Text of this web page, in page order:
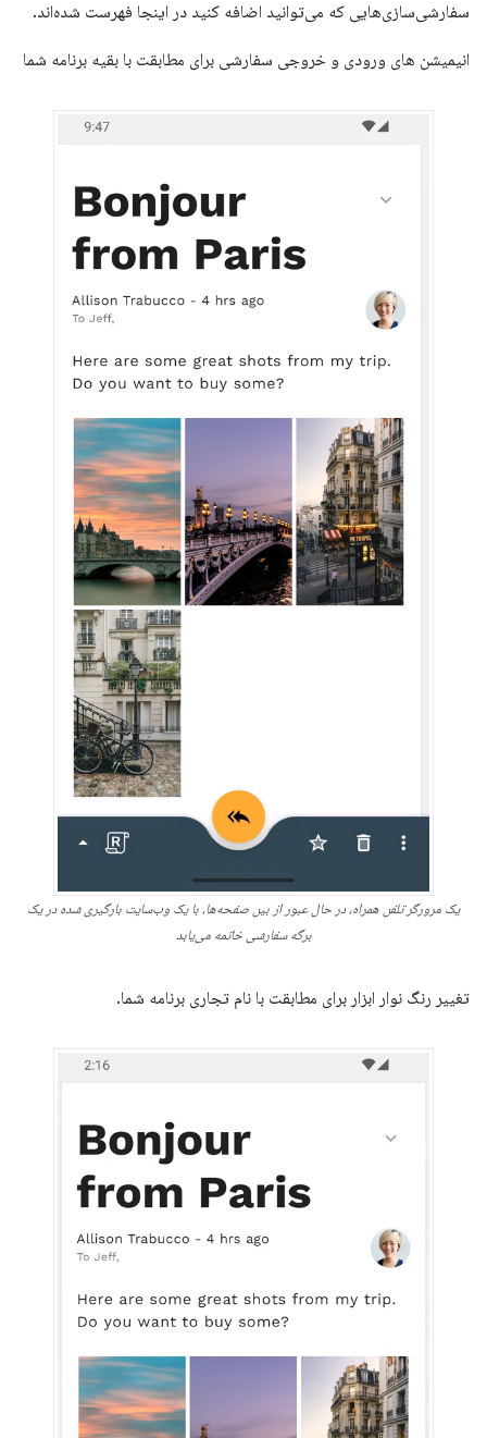
سفارشی‌سازی‌هایی که می‌توانید اضافه کنید در اینجا فهرست شده‌اند.
انیمیشن های ورودی و خروجی سفارشی برای مطابقت با بقیه برنامه شما
یک مرورگر تلفن همراه، در حال عبور از بین صفحه‌ها، با یک وب‌سایت بارگیری شده در یک
برگه سفارشی خاتمه می‌یابد
تغییر رنگ نوار ابزار برای مطابقت با نام تجاری برنامه شما.